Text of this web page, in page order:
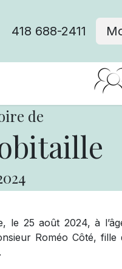
418 688-2411
de
le 25 août 2024, à
Roméo Côté, fille